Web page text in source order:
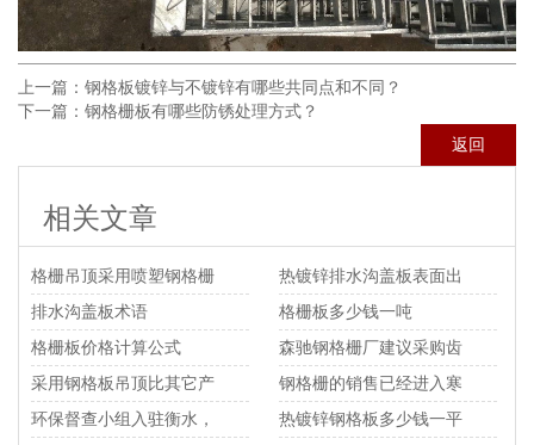
上一篇： 钢格板镀锌与不镀锌有哪些共同点和不同？
下一篇： 钢格栅板有哪些防锈处理方式？
返回
相关文章
格栅吊顶采用喷塑钢格栅
安装
热镀锌排水沟盖板表面出
现白锈的原因及预防方法
排水沟盖板术语
格栅板多少钱一吨
格栅板价格计算公式
森驰钢格栅厂建议采购齿
形钢格栅来代替平面型钢
格栅
采用钢格板吊顶比其它产
品有什么优势
钢格栅的销售已经进入寒
冬
环保督查小组入驻衡水，
热镀锌钢格板多少钱一平